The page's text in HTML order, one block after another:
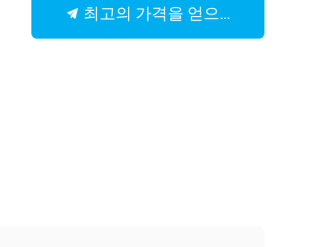
최고의 가격을 얻으십시오